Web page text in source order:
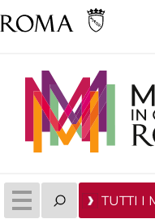
TUTTI I